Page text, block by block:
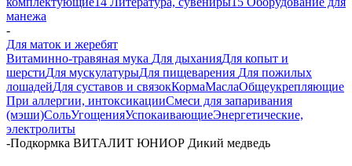
манежа
-
Для маток и жеребят
Витаминно-травяная мука Для дыханияДля копыт и
шерстиДля мускулатурыДля пищеварения Для пожилых
лошадейДля суставов и связокКормаМаслаОбщеукрепляющие
При аллергии, интоксикацииСмеси для запаривания
(мэши)СольУгощенияУспокаивающиеЭнергетические,
электролиты
-Подкормка ВИТАЛИТ ЮНИОР Дикий медведь